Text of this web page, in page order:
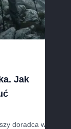
Jak
doradca w